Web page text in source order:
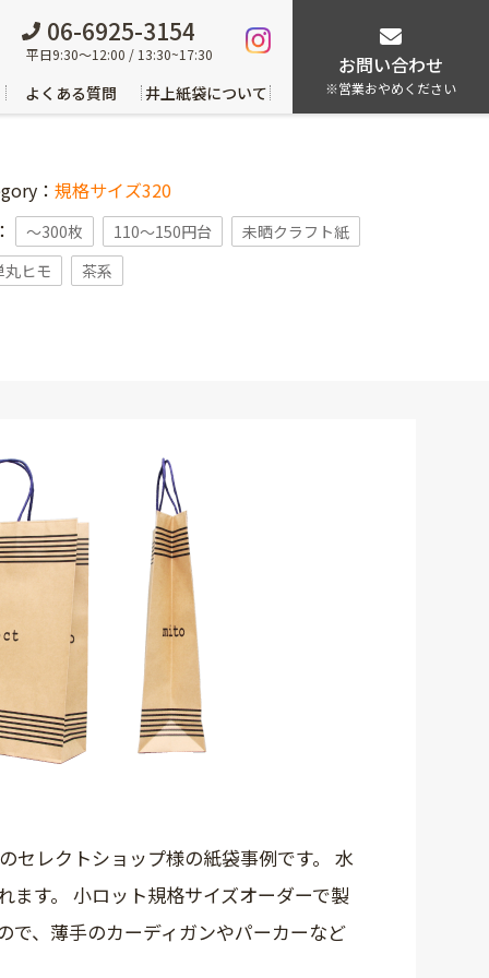
お問い合わせ
※営業おやめください
06-6925-3154
平日9:30～12:00 / 13:30~17:30
よくある質問 井上紙袋について
： 規格サイズ320
〜300枚 110～150円台
未晒クラフト紙
丸ヒモ
茶系
セレクトショップ様の紙袋事例です。 水
す。 小ロット規格サイズオーダーで製
で、薄手のカーディガンやパーカーなど